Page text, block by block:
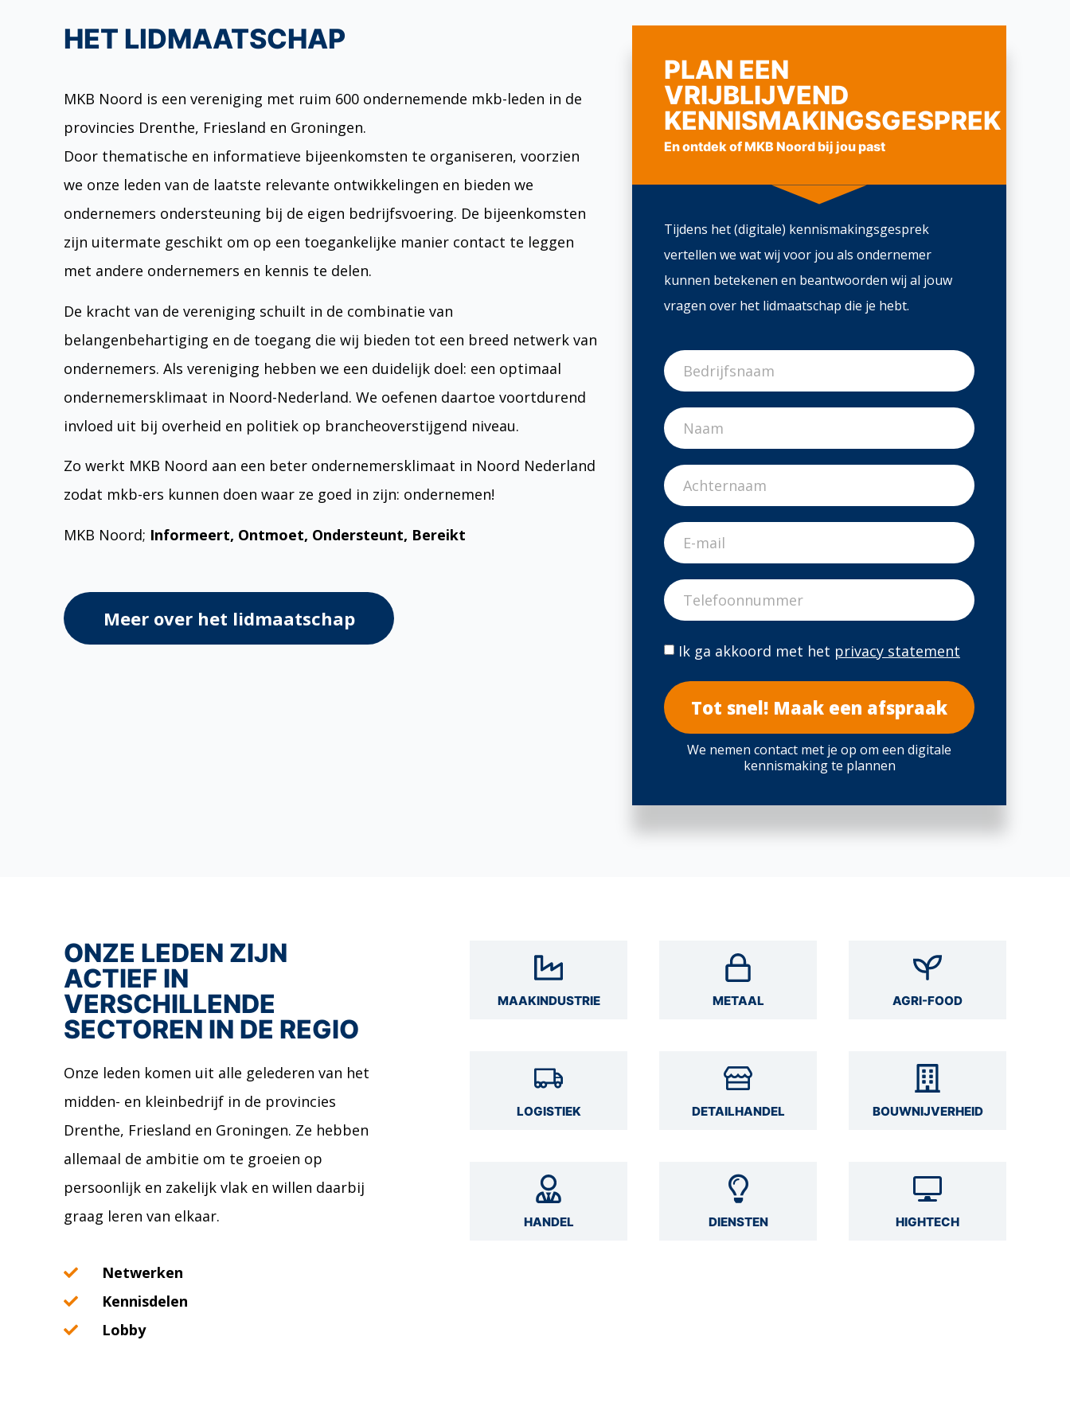
HET LIDMAATSCHAP
MKB Noord is een vereniging met ruim 600 ondernemende mkb-leden in de
provincies Drenthe, Friesland en Groningen.
Door thematische en informatieve bijeenkomsten te organiseren, voorzien
we onze leden van de laatste relevante ontwikkelingen en bieden we
ondernemers ondersteuning bij de eigen bedrijfsvoering. De bijeenkomsten
zijn uitermate geschikt om op een toegankelijke manier contact te leggen
met andere ondernemers en kennis te delen.
De kracht van de vereniging schuilt in de combinatie van
belangenbehartiging en de toegang die wij bieden tot een breed netwerk van
ondernemers. Als vereniging hebben we een duidelijk doel: een optimaal
ondernemersklimaat in Noord-Nederland. We oefenen daartoe voortdurend
invloed uit bij overheid en politiek op brancheoverstijgend niveau.
Zo werkt MKB Noord aan een beter ondernemersklimaat in Noord Nederland
zodat mkb-ers kunnen doen waar ze goed in zijn: ondernemen!
MKB Noord; Informeert, Ontmoet, Ondersteunt, Bereikt
Meer over het lidmaatschap
PLAN EEN
VRIJBLIJVEND
KENNISMAKINGSGESPREK
En ontdek of MKB Noord bij jou past
Tijdens het (digitale) kennismakingsgesprek
vertellen we wat wij voor jou als ondernemer
kunnen betekenen en beantwoorden wij al jouw
vragen over het lidmaatschap die je hebt.
Ik ga akkoord met het privacy statement
Tot snel! Maak een afspraak
We nemen contact met je op om een digitale
kennismaking te plannen
ONZE LEDEN ZIJN
ACTIEF IN
VERSCHILLENDE
SECTOREN IN DE REGIO
Onze leden komen uit alle gelederen van het
midden- en kleinbedrijf in de provincies
Drenthe, Friesland en Groningen. Ze hebben
allemaal de ambitie om te groeien op
persoonlijk en zakelijk vlak en willen daarbij
graag leren van elkaar.
Netwerken
Kennisdelen
Lobby
MAAKINDUSTRIE METAAL AGRI-FOOD
LOGISTIEK DETAILHANDEL BOUWNIJVERHEID
HANDEL DIENSTEN HIGHTECH